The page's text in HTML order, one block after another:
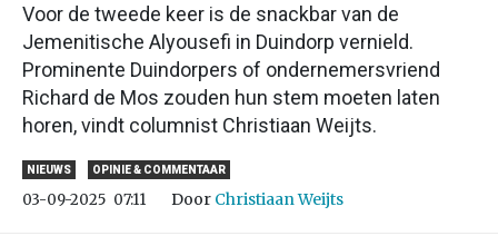
Voor de tweede keer is de snackbar van de
Jemenitische Alyousefi in Duindorp vernield.
Prominente Duindorpers of ondernemersvriend
Richard de Mos zouden hun stem moeten laten
horen, vindt columnist Christiaan Weijts.
NIEUWS OPINIE & COMMENTAAR
03-09-2025 07:11 Door Christiaan Weijts